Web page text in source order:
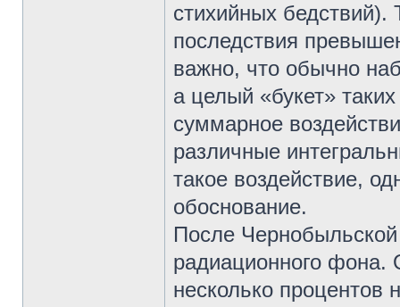
стихийных
последствия
важно, что обычно
а целый «букет»
суммарное
различные
такое воздействие,
обоснование.
После
радиационного фона.
несколько процентов